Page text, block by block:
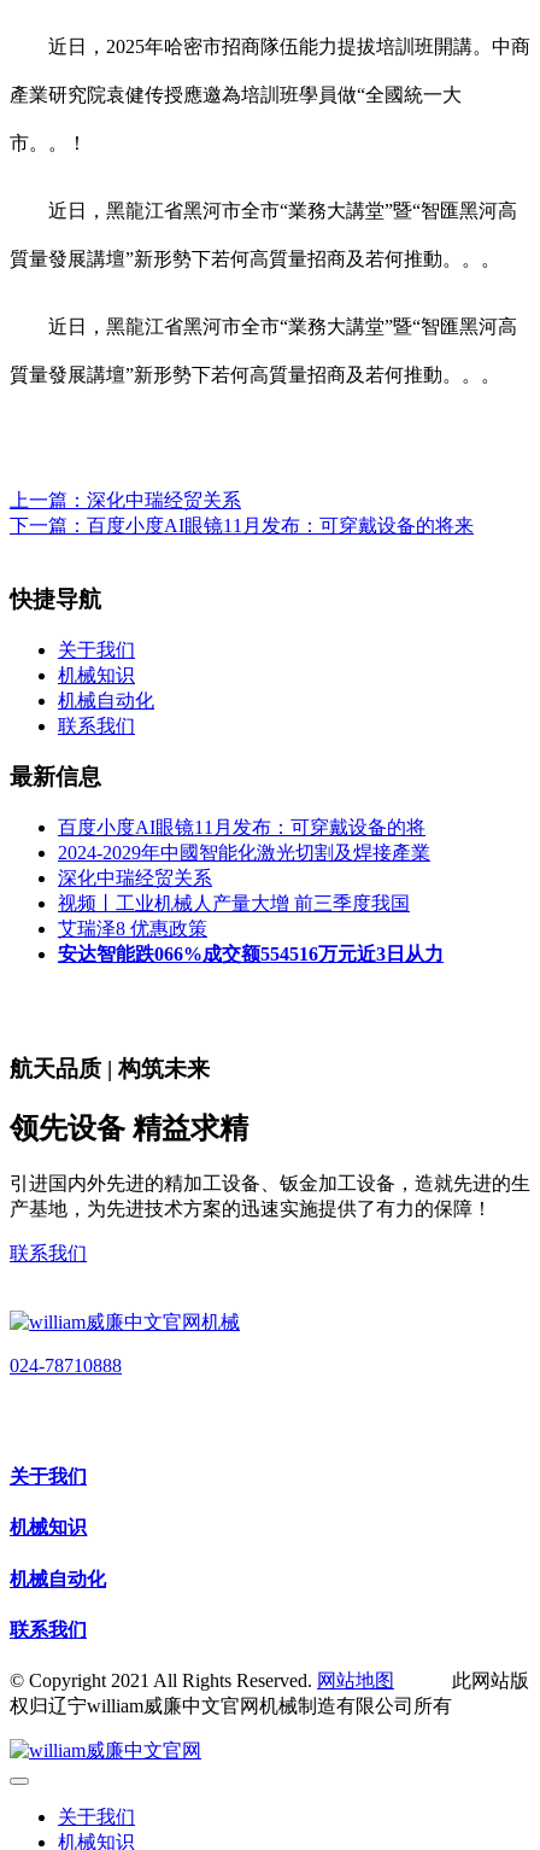
近日，2025年哈密市招商隊伍能力提拔培訓班開講。中商
產業研究院袁健传授應邀為培訓班學員做“全國統一大
市。。！
近日，黑龍江省黑河市全市“業務大講堂”暨“智匯黑河高
質量發展講壇”新形勢下若何高質量招商及若何推動。。。
近日，黑龍江省黑河市全市“業務大講堂”暨“智匯黑河高
質量發展講壇”新形勢下若何高質量招商及若何推動。。。
上一篇： 深化中瑞经贸关系
下一篇： 百度小度AI眼镜11月发布：可穿戴设备的将来
快捷导航
关于我们
机械知识
机械自动化
联系我们
最新信息
百度小度AI眼镜11月发布：可穿戴设备的将
2024-2029年中國智能化激光切割及焊接產業
深化中瑞经贸关系
视频丨工业机械人产量大增 前三季度我国
艾瑞泽8 优惠政策
安达智能跌066%成交额554516万元近3日从力
航天品质 | 构筑未来
领先设备 精益求精
引进国内外先进的精加工设备、钣金加工设备，造就先进的生
产基地，为先进技术方案的迅速实施提供了有力的保障！
联系我们
024-78710888
关于我们
机械知识
机械自动化
联系我们
© Copyright 2021 All Rights Reserved. 网站地图
此网站版
权归辽宁william威廉中文官网机械制造有限公司所有
关于我们
机械知识